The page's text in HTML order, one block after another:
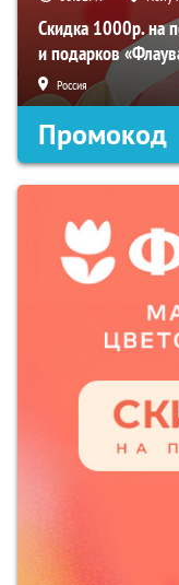
Скидка 1000р. на
и подарков
Россия
Промокод